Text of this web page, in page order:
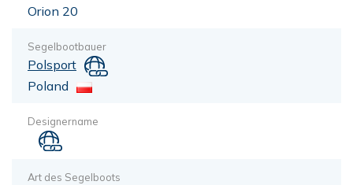
Orion 20
Segelbootbauer
Polsport
Poland
Designername
Art des Segelboots